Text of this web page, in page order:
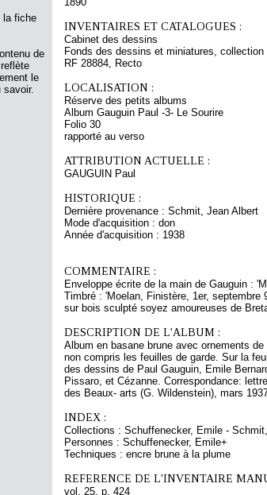
la fiche
de
le
savoir.
INVENTAIRES ET CATALOGUES :
Cabinet des dessins
Fonds des dessins et miniatures,
RF 28884, Recto
LOCALISATION :
Réserve des petits albums
Album Gauguin Paul -3- Le Sourire
Folio 30
rapporté au verso
ATTRIBUTION ACTUELLE :
GAUGUIN Paul
HISTORIQUE :
Dernière provenance : Schmit, Jean Albert
Mode d'acquisition : don
Année d'acquisition : 1938
COMMENTAIRE :
Enveloppe écrite de la main de Gauguin :
Timbré : 'Moelan, Finistère, 1er,
sur bois sculpté soyez amoureuses de
DESCRIPTION DE L'ALBUM :
Album en basane brune avec ornements
non compris les feuilles de garde. Sur la
des dessins de Paul Gauguin, Emile
Pissaro, et Cézanne. Correspondance:
des Beaux- arts (G. Wildenstein), mars
INDEX :
Collections : Schuffenecker, Emile -
Personnes : Schuffenecker, Emile+
Techniques : encre brune à la plume
REFERENCE DE L'INVENTAIRE
vol. 25, p. 424